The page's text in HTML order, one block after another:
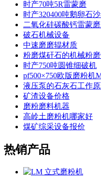
时产70吨5R雷蒙磨
时产320400吨鹅卵石
二氧化硅碳酸钙雷蒙
破石机械设备
中速磨磨辊材质
粉磨煤矸石的机械粉
时产750吨圆锥细破机
pf500×750欧版磨粉机
液压泵的石灰石工作
矿渣设备价格
磨粉磨料机器
高岭土磨粉机哪家好
煤矿综采设备报价
热销产品